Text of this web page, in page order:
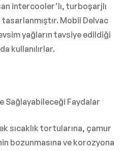
intercooler’lı, turboşarjlı
Mobil Delvac
yağların tavsiye edildiği
kullanılırlar.
Faydalar
sıcaklık tortularına, çamur
bozunmasına ve korozyona